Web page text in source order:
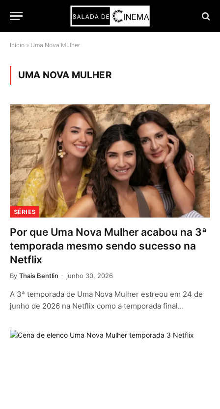
Início » Uma Nova Mulher
UMA NOVA MULHER
SÉRIES
Por que Uma Nova Mulher acabou na 3ª
temporada mesmo sendo sucesso na
Netflix
By Thais Bentlin junho 30, 2026
A 3ª temporada de Uma Nova Mulher estreou em 24 de
junho de 2026 na Netflix como a temporada final…